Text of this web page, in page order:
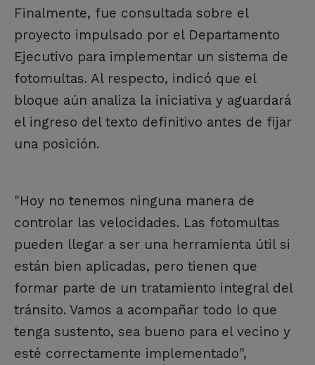
Finalmente, fue consultada sobre el
proyecto impulsado por el Departamento
Ejecutivo para implementar un sistema de
fotomultas. Al respecto, indicó que el
bloque aún analiza la iniciativa y aguardará
el ingreso del texto definitivo antes de fijar
una posición.
"Hoy no tenemos ninguna manera de
controlar las velocidades. Las fotomultas
pueden llegar a ser una herramienta útil si
están bien aplicadas, pero tienen que
formar parte de un tratamiento integral del
tránsito. Vamos a acompañar todo lo que
tenga sustento, sea bueno para el vecino y
esté correctamente implementado",